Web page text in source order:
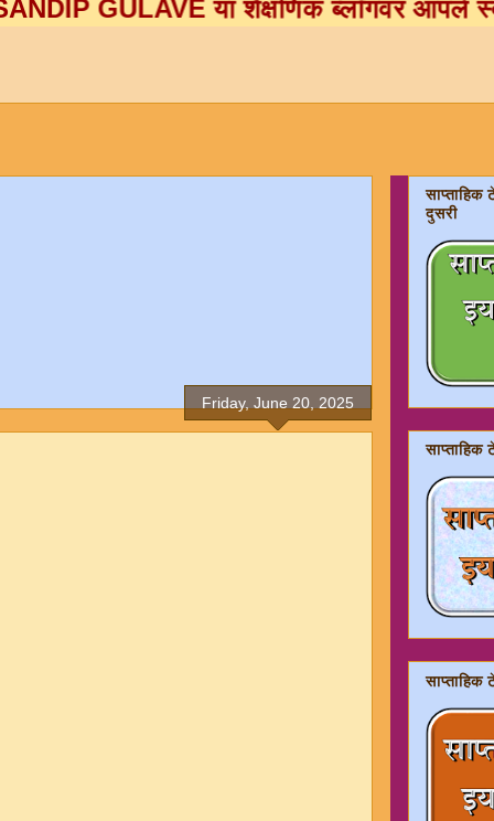
या शैक्षणिक ब्लॉगवर आपले स्वागत आहे
Friday, June 20, 2025
साप्ताहिक
दुसरी
साप्ताहिक